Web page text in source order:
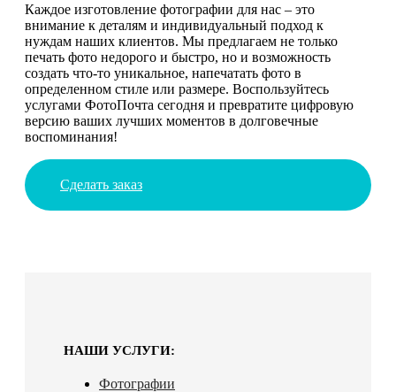
Каждое изготовление фотографии для нас – это
внимание к деталям и индивидуальный подход к
нуждам наших клиентов. Мы предлагаем не только
печать фото недорого и быстро, но и возможность
создать что-то уникальное, напечатать фото в
определенном стиле или размере. Воспользуйтесь
услугами ФотоПочта сегодня и превратите цифровую
версию ваших лучших моментов в долговечные
воспоминания!
Сделать заказ
НАШИ УСЛУГИ:
Фотографии